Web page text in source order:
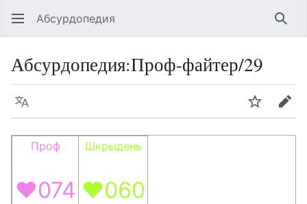
Абсурдопедия
Абсурдопедия:Проф-файтер/29
Язык
Проф
♥074
Шкрыдень
♥060